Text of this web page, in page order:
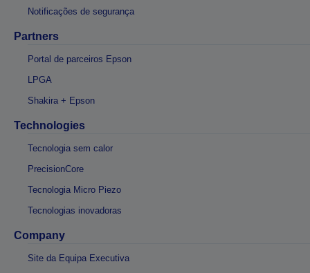
Notificações de segurança
Partners
Portal de parceiros Epson
LPGA
Shakira + Epson
Technologies
Tecnologia sem calor
PrecisionCore
Tecnologia Micro Piezo
Tecnologias inovadoras
Company
Site da Equipa Executiva